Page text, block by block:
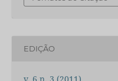
EDIÇÃO
v. 6 n. 3 (2011)